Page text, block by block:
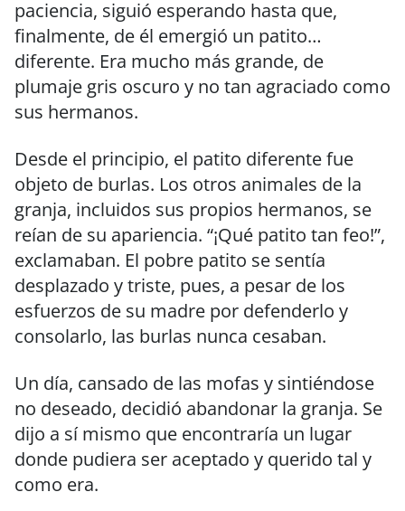
paciencia, siguió esperando hasta que,
finalmente, de él emergió un patito…
diferente. Era mucho más grande, de
plumaje gris oscuro y no tan agraciado como
sus hermanos.
Desde el principio, el patito diferente fue
objeto de burlas. Los otros animales de la
granja, incluidos sus propios hermanos, se
reían de su apariencia. “¡Qué patito tan feo!”,
exclamaban. El pobre patito se sentía
desplazado y triste, pues, a pesar de los
esfuerzos de su madre por defenderlo y
consolarlo, las burlas nunca cesaban.
Un día, cansado de las mofas y sintiéndose
no deseado, decidió abandonar la granja. Se
dijo a sí mismo que encontraría un lugar
donde pudiera ser aceptado y querido tal y
como era.